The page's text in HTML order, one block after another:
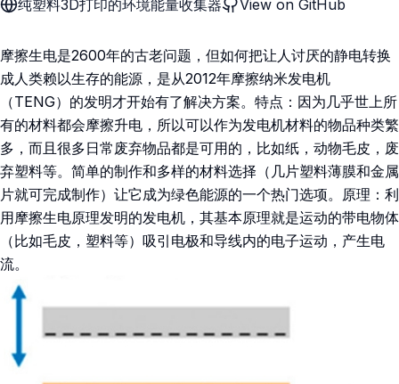
纯塑料3D打印的环境能量收集器 View on GitHub
摩擦生电是2600年的古老问题，但如何把让人讨厌的静电转换
成人类赖以生存的能源，是从2012年摩擦纳米发电机
（TENG）的发明才开始有了解决方案。特点：因为几乎世上所
有的材料都会摩擦升电，所以可以作为发电机材料的物品种类繁
多，而且很多日常废弃物品都是可用的，比如纸，动物毛皮，废
弃塑料等。简单的制作和多样的材料选择（几片塑料薄膜和金属
片就可完成制作）让它成为绿色能源的一个热门选项。原理：利
用摩擦生电原理发明的发电机，其基本原理就是运动的带电物体
（比如毛皮，塑料等）吸引电极和导线内的电子运动，产生电
流。